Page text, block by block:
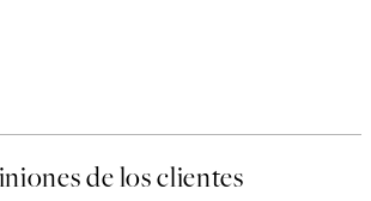
de los clientes